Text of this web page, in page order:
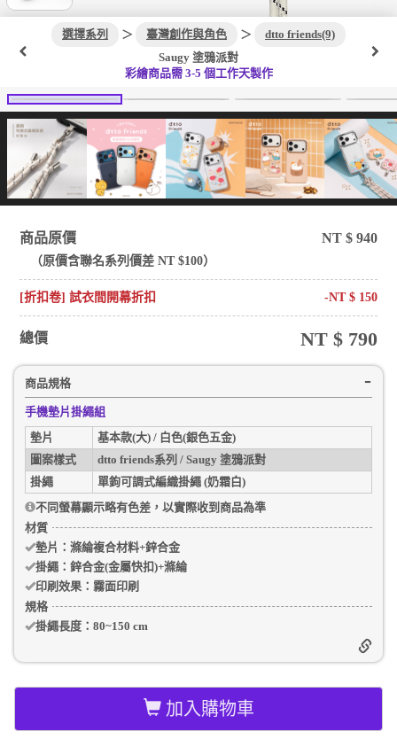
選擇系列 ＞ 臺灣創作與角色 ＞
dtto friends(9)
Saugy 塗鴉派對
彩繪商品需 3-5 個工作天製作
商品原價 NT $940
（原價含聯名系列 價差 NT $100）
[折扣卷] 試衣間開幕折扣 -NT $ 150
總價 NT $ 790
商品規格
手機墊片掛繩組
墊片
基本款(大) / 白色(銀色五金)
圖案樣式
dtto friends系列 / Saugy 塗鴉派對
掛繩
單鉤可調式編織掛繩 (奶霜白)
不同螢幕顯示略有色差，以實際收到商品為準
材質
墊片： 滌綸複合材料+鋅合金
掛繩： 鋅合金(金屬快扣)+滌綸
印刷效果： 霧面印刷
規格
掛繩長度： 80~150 cm
加入購物車